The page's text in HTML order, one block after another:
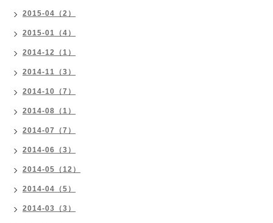
2015-04（2）
2015-01（4）
2014-12（1）
2014-11（3）
2014-10（7）
2014-08（1）
2014-07（7）
2014-06（3）
2014-05（12）
2014-04（5）
2014-03（3）